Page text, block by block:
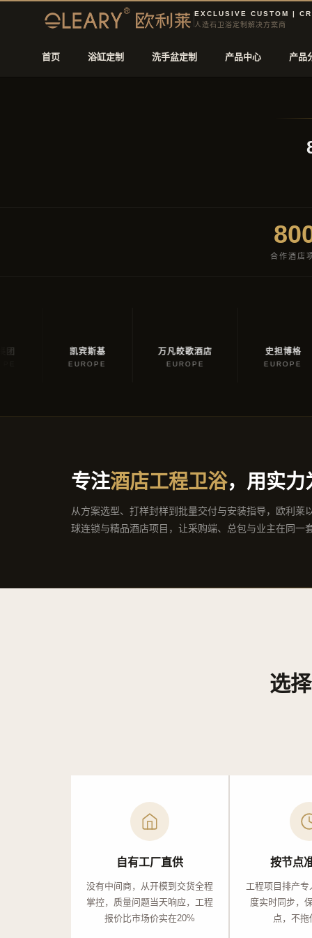
EXCLUSIVE CUSTOM |
人造石卫浴定制解决方案商
首页 浴缸定制 洗手盆定制 产品中心 产品
合作酒店
HOTELS 万凡
万凡皎歌酒店 史担博格
专注酒店工程卫浴，用实力
从方案选型、打样封样到批量交付与安装指导，欧利莱
球连锁与精品酒店项目，让采购端、总包与业主在同一
选
自有工厂直供
没有中间商，从开模到交货全程
掌控，质量问题当天响应，工程
报价比市场价实在20%
按节点
工程项目排产
度实时同步，
点，不